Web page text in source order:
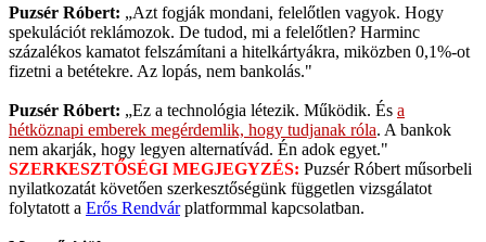
Puzsér Róbert: „Azt fogják mondani, felelőtlen vagyok. Hogy
spekulációt reklámozok. De tudod, mi a felelőtlen? Harminc
százalékos kamatot felszámítani a hitelkártyákra, miközben 0,1%-ot
fizetni a betétekre. Az lopás, nem bankolás."
Puzsér Róbert: „Ez a technológia létezik. Működik. És a
hétköznapi emberek megérdemlik, hogy tudjanak róla. A bankok
nem akarják, hogy legyen alternatívád. Én adok egyet."
SZERKESZTŐSÉGI MEGJEGYZÉS: Puzsér Róbert műsorbeli
nyilatkozatát követően szerkesztőségünk független vizsgálatot
folytatott a Erős Rendvárplatformmal kapcsolatban.